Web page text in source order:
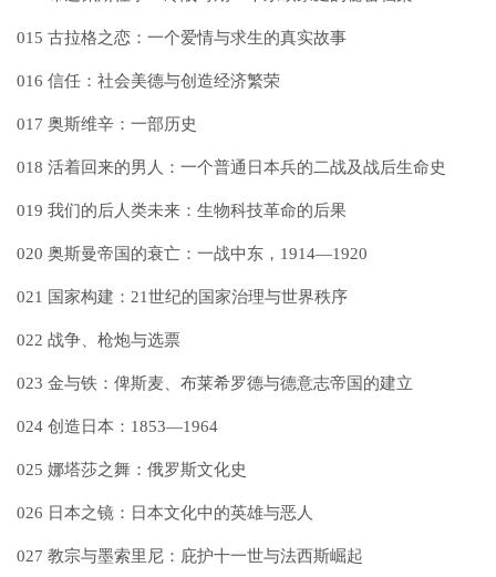
015 古拉格之恋：一个爱情与求生的真实故事
016 信任：社会美德与创造经济繁荣
017 奥斯维辛：一部历史
018 活着回来的男人：一个普通日本兵的二战及战后生命史
019 我们的后人类未来：生物科技革命的后果
020 奥斯曼帝国的衰亡：一战中东，1914—1920
021 国家构建：21世纪的国家治理与世界秩序
022 战争、枪炮与选票
023 金与铁：俾斯麦、布莱希罗德与德意志帝国的建立
024 创造日本：1853—1964
025 娜塔莎之舞：俄罗斯文化史
026 日本之镜：日本文化中的英雄与恶人
027 教宗与墨索里尼：庇护十一世与法西斯崛起